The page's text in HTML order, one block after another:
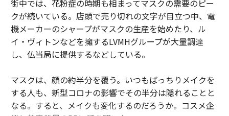
街中では、花粉症の時期も相まってマスクの需要のピー
クが続いている。店頭で売り切れの文字が目立つ中、電
機メーカーのシャープがマスクの生産を始めたり、ル
イ・ヴィトンなどを擁するLVMHグループが大量調達
し、仏当局に提供するなどしている。
マスクは、顔の約半分を覆う。いつもばっちりメイクを
する人も、新型コロナの影響でその半分は隠れることと
なる。すると、メイクも変化するのだろうか。コスメ企